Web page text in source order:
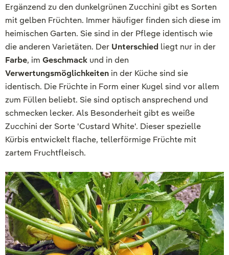
Ergänzend zu den dunkelgrünen Zucchini gibt es Sorten
mit gelben Früchten. Immer häufiger finden sich diese im
heimischen Garten. Sie sind in der Pflege identisch wie
die anderen Varietäten. Der Unterschied liegt nur in der
Farbe, im Geschmack und in den
Verwertungsmöglichkeiten in der Küche sind sie
identisch. Die Früchte in Form einer Kugel sind vor allem
zum Füllen beliebt. Sie sind optisch ansprechend und
schmecken lecker. Als Besonderheit gibt es weiße
Zucchini der Sorte 'Custard White'. Dieser spezielle
Kürbis entwickelt flache, tellerförmige Früchte mit
zartem Fruchtfleisch.